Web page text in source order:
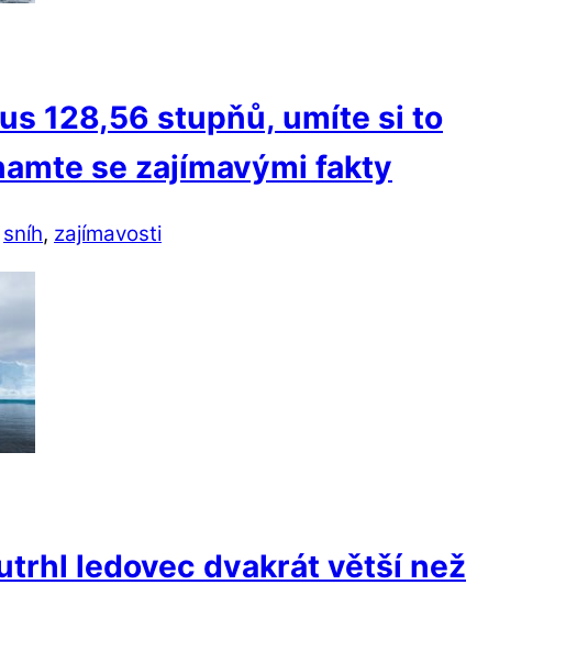
128,56 stupňů, umíte si to
se zajímavými fakty
sníh, zajímavosti
ledovec dvakrát větší než